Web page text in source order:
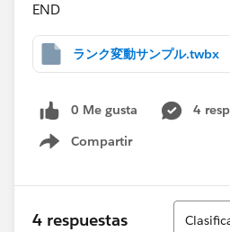
END​
ランク変動サンプル.twbx
0 Me gusta
4
Compartir
Show menu
4 respuestas
Ordenar